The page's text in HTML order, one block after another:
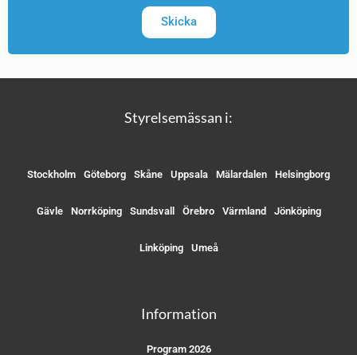
Skicka
Styrelsemässan i:
Stockholm Göteborg Skåne Uppsala Mälardalen Helsingborg
Gävle Norrköping Sundsvall Örebro Värmland Jönköping
Linköping Umeå
Information
Program 2026